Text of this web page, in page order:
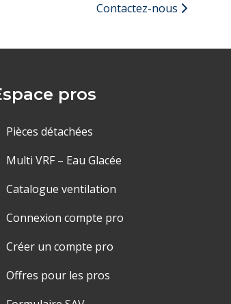
Contactez-nous
pros
Pièces détachées
Multi VRF – Eau Glacée
Catalogue ventilation
Connexion compte pro
Créer un compte pro
Offres pour les pros